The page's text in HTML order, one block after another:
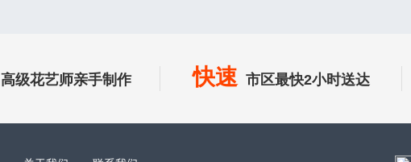
高级花艺师亲手制作 快速 市区最快2小时送达